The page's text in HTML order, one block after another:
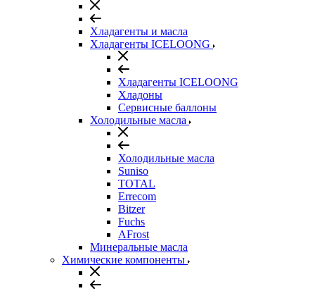
Хладагенты и масла
Хладагенты ICELOONG
Хладагенты ICELOONG
Хладоны
Сервисные баллоны
Холодильные масла
Холодильные масла
Suniso
TOTAL
Errecom
Bitzer
Fuchs
AFrost
Минеральные масла
Химические компоненты